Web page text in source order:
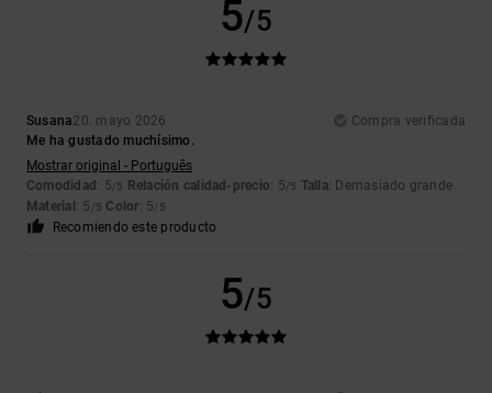
5/5
Susana20. mayo 2026
Compra verificada
Me ha gustado muchísimo.
Mostrar original - Português
Comodidad : 5/5 Relación calidad-precio: 5/5 Talla: Demasiado grande
Material : 5 /5 Color: 5/5
Recomiendo este producto
5/5